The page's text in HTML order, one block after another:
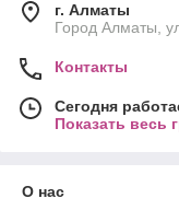
г. Алматы
Город Алматы,
Контакты
Сегодня
Показать весь
О нас